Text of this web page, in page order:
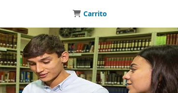
Monteávila
Carrito